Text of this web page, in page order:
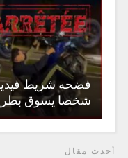
فضحه شريط
شخصا يسوق
أحدث مقال